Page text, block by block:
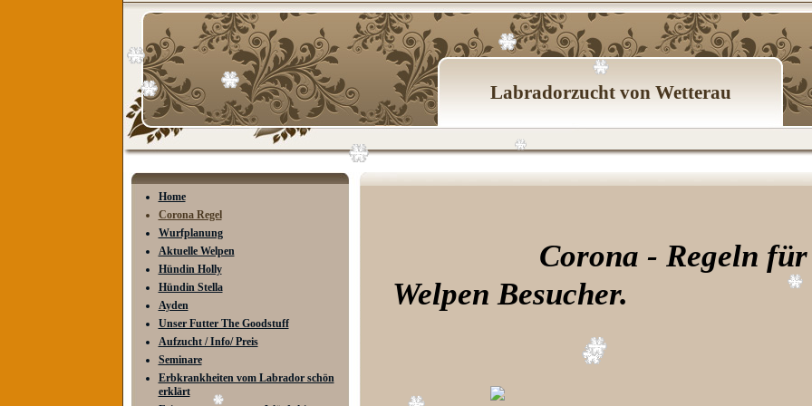
Labradorzucht von Wetterau
Home
Corona Regel
Wurfplanung
Aktuelle Welpen
Hündin Holly
Hündin Stella
Ayden
Unser Futter The Goodstuff
Aufzucht / Info/ Preis
Seminare
Erbkrankheiten vom Labrador schön
erklärt
Corona - Regeln
Welpen Besucher.